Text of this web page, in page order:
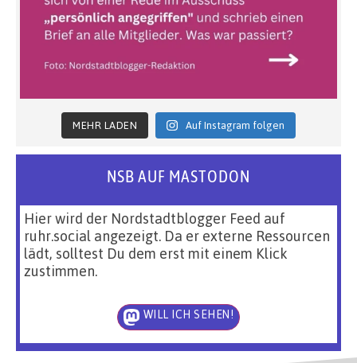
MEHR LADEN Auf Instagram folgen
NSB AUF MASTODON
Hier wird der Nordstadtblogger Feed auf
ruhr.social angezeigt. Da er externe Ressourcen
lädt, solltest Du dem erst mit einem Klick
zustimmen.
WILL ICH SEHEN!